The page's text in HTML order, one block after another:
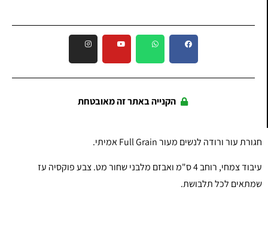
הקנייה באתר זה מאובטחת
חגורת עור ורודה לנשים מעור Full Grain אמיתי.
עיבוד צמחי, רוחב 4 ס"מ ואבזם מלבני שחור מט. צבע פוקסיה עז
שמתאים לכל תלבושת.